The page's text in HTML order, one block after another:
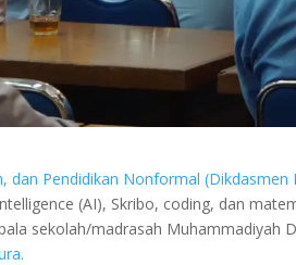
dan Pendidikan Nonformal (Dikdasmen
(AI), Skribo, coding, dan
sekolah/madrasah Muhammadiyah